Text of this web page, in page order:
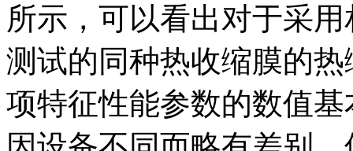
所示，可以看出对于采
测试的同种热收缩膜的
项特征性能参数的数值